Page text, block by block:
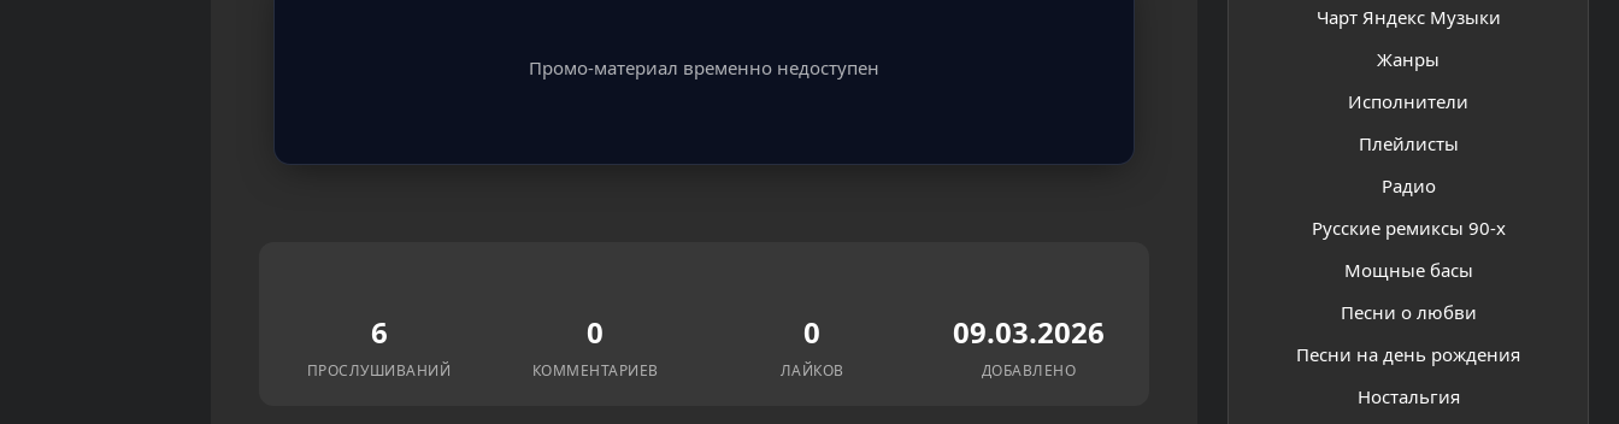
Чарт Яндекс Музыки
Жанры
Исполнители
Плейлисты
Радио
Русские ремиксы 90-х
Мощные басы
Песни о любви
Песни на день рождения
Ностальгия
Промо-материал временно недоступен
6
ПРОСЛУШИВАНИЙ
0
КОММЕНТАРИЕВ
0
ЛАЙКОВ
09.03.2026
ДОБАВЛЕНО